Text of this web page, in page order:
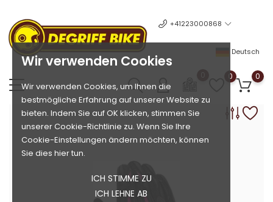
Wir verwenden Cookies
Wir verwenden Cookies, um Ihnen die
bestmögliche Erfahrung auf unserer Website zu
bieten. Indem Sie auf OK klicken, stimmen Sie
unserer Cookie-Richtlinie zu. Wenn Sie Ihre
Cookie-Einstellungen ändern möchten, können
Sie dies hier tun.
ICH STIMME ZU
ICH LEHNE AB
+41223000868
Deutsch
0 0